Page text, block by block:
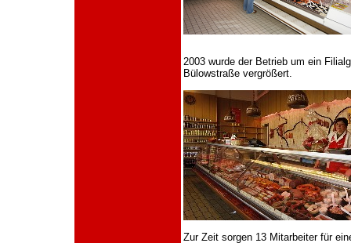
2003 wurde der Betrieb um ein
Bülowstraße vergrößert.
Zur Zeit sorgen 13 Mitarbeiter für